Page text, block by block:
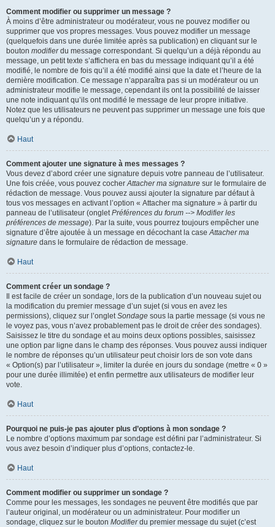
Comment modifier ou supprimer un message ?
À moins d’être administrateur ou modérateur, vous ne pouvez modifier ou
supprimer que vos propres messages. Vous pouvez modifier un message
(quelquefois dans une durée limitée après sa publication) en cliquant sur le
bouton modifierdu message correspondant. Si quelqu’un a déjà répondu au
message, un petit texte s’affichera en bas du message indiquant qu’il a été
modifié, le nombre de fois qu’il a été modifié ainsi que la date et l’heure de la
dernière modification. Ce message n’apparaîtra pas si un modérateur ou un
administrateur modifie le message, cependant ils ont la possibilité de laisser
une note indiquant qu’ils ont modifié le message de leur propre initiative.
Notez que les utilisateurs ne peuvent pas supprimer un message une fois que
quelqu’un y a répondu.
Haut
Comment ajouter une signature à mes messages ?
Vous devez d’abord créer une signature depuis votre panneau de l’utilisateur.
Une fois créée, vous pouvez cocherAttacher ma signature sur le formulaire de
rédaction de message. Vous pouvez aussi ajouter la signature par défaut à
tous vos messages en activant l’option « Attacher ma signature » à partir du
panneau de l’utilisateur (ongletPréférences du forum --> Modifier les
préférences de message). Par la suite, vous pourrez toujours empêcher une
signature d’être ajoutée à un message en décochant la caseAttacher ma
signature dans le formulaire de rédaction de message.
Haut
Comment créer un sondage ?
Il est facile de créer un sondage, lors de la publication d’un nouveau sujet ou
la modification du premier message d’un sujet (si vous en avez les
permissions), cliquez sur l’ongletSondage sous la partie message (si vous ne
le voyez pas, vous n’avez probablement pas le droit de créer des sondages).
Saisissez le titre du sondage et au moins deux options possibles, saisissez
une option par ligne dans le champ des réponses. Vous pouvez aussi indiquer
le nombre de réponses qu’un utilisateur peut choisir lors de son vote dans
« Option(s) par l’utilisateur », limiter la durée en jours du sondage (mettre « 0 »
pour une durée illimitée) et enfin permettre aux utilisateurs de modifier leur
vote.
Haut
Pourquoi ne puis-je pas ajouter plus d’options à mon sondage ?
Le nombre d’options maximum par sondage est défini par l’administrateur. Si
vous avez besoin d’indiquer plus d’options, contactez-le.
Haut
Comment modifier ou supprimer un sondage ?
Comme pour les messages, les sondages ne peuvent être modifiés que par
l’auteur original, un modérateur ou un administrateur. Pour modifier un
sondage, cliquez sur le bouton Modifierdu premier message du sujet (c’est